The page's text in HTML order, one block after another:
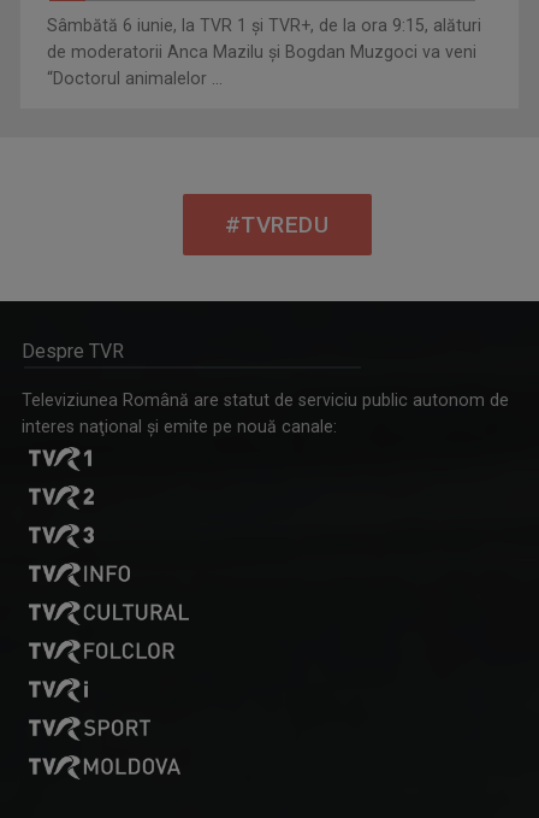
Sâmbătă 6 iunie, la TVR 1 și TVR+, de la ora 9:15, alături
de moderatorii Anca Mazilu şi Bogdan Muzgoci va veni
“Doctorul animalelor ...
#TVREDU
Despre TVR
Televiziunea Română are statut de serviciu public autonom de
interes naţional şi emite pe nouă canale: